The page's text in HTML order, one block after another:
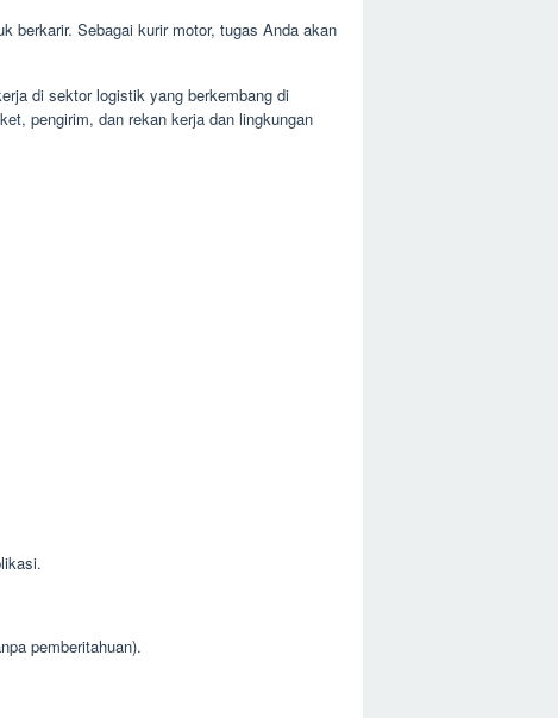
berkarir. Sebagai kurir motor, tugas Anda akan
di sektor logistik yang berkembang di
pengirim, dan rekan kerja dan lingkungan
pemberitahuan).